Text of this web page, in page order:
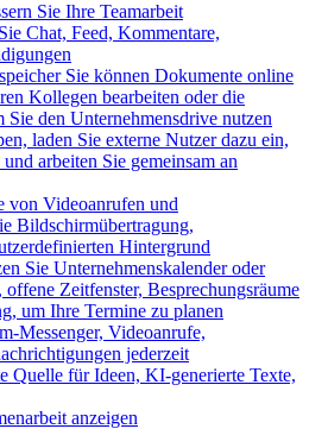
Sie Ihre Teamarbeit
Chat, Feed, Kommentare,
Sie können Dokumente online
Kollegen bearbeiten oder die
den Unternehmensdrive nutzen
laden Sie externe Nutzer dazu ein,
arbeiten Sie gemeinsam an
von Videoanrufen und
Bildschirmübertragung,
Hintergrund
Sie Unternehmenskalender oder
Zeitfenster, Besprechungsräume
um Ihre Termine zu planen
Messenger, Videoanrufe,
jederzeit
Quelle für Ideen, KI-generierte Texte,
anzeigen